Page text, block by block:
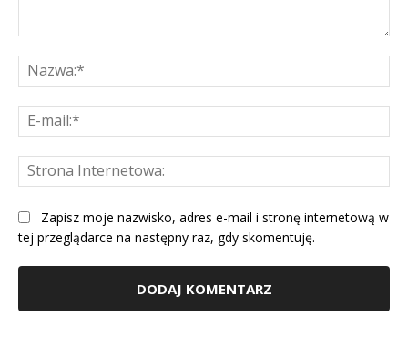
Zapisz moje nazwisko, adres e-mail i stronę internetową w
tej przeglądarce na następny raz, gdy skomentuję.